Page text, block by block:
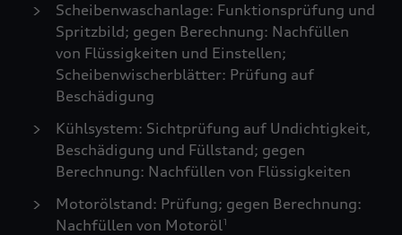
Scheibenwaschanlage: Funktionsprüfung und
Spritzbild; gegen Berechnung: Nachfüllen
von Flüssigkeiten und Einstellen;
Scheibenwischerblätter: Prüfung auf
Beschädigung
Kühlsystem: Sichtprüfung auf Undichtigkeit,
Beschädigung und Füllstand; gegen
Berechnung: Nachfüllen von Flüssigkeiten
Motorölstand: Prüfung; gegen Berechnung:
Nachfüllen von Motoröl1